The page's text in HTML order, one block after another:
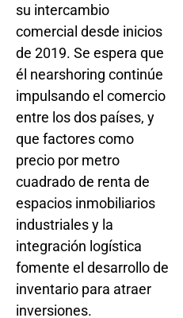
su intercambio
comercial desde inicios
de 2019. Se espera que
él nearshoring continúe
impulsando el comercio
entre los dos países, y
que factores como
precio por metro
cuadrado de renta de
espacios inmobiliarios
industriales y la
integración logística
fomente el desarrollo de
inventario para atraer
inversiones.